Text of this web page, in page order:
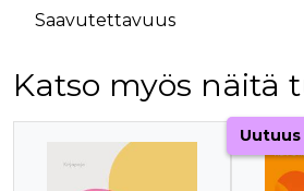
Saavutettavuus
Katso myös näitä
Tuoteluettelon alku
Uutuus